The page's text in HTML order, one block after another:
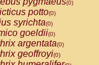
(0)
potto(0)
syrichta(0)
goeldii(0)
argentata(0)
geoffroyi(0)